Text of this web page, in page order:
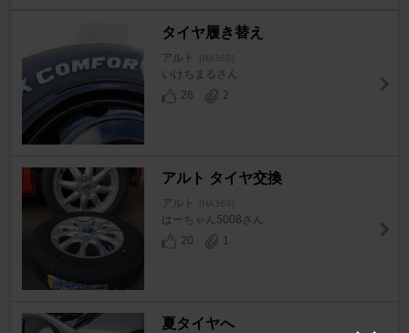
タイヤ履き替え
アルト [HA36S]
いけちまるさん
26
2
アルト タイヤ交換
アルト [HA36S]
はーちゃん5008さん
20
1
夏タイヤへ